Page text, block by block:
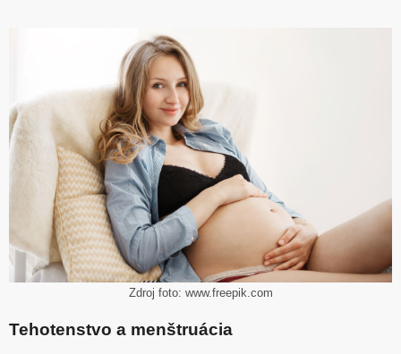
Zdroj foto: www.freepik.com
Tehotenstvo a menštruácia